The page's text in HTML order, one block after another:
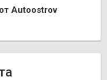
Autoostrov